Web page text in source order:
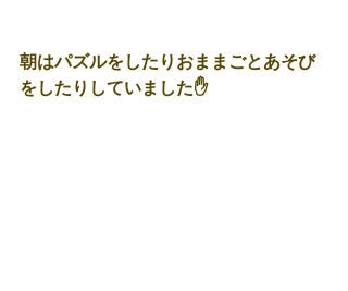
朝はパズルをしたりおままごとあそび
をしたりしていました✋